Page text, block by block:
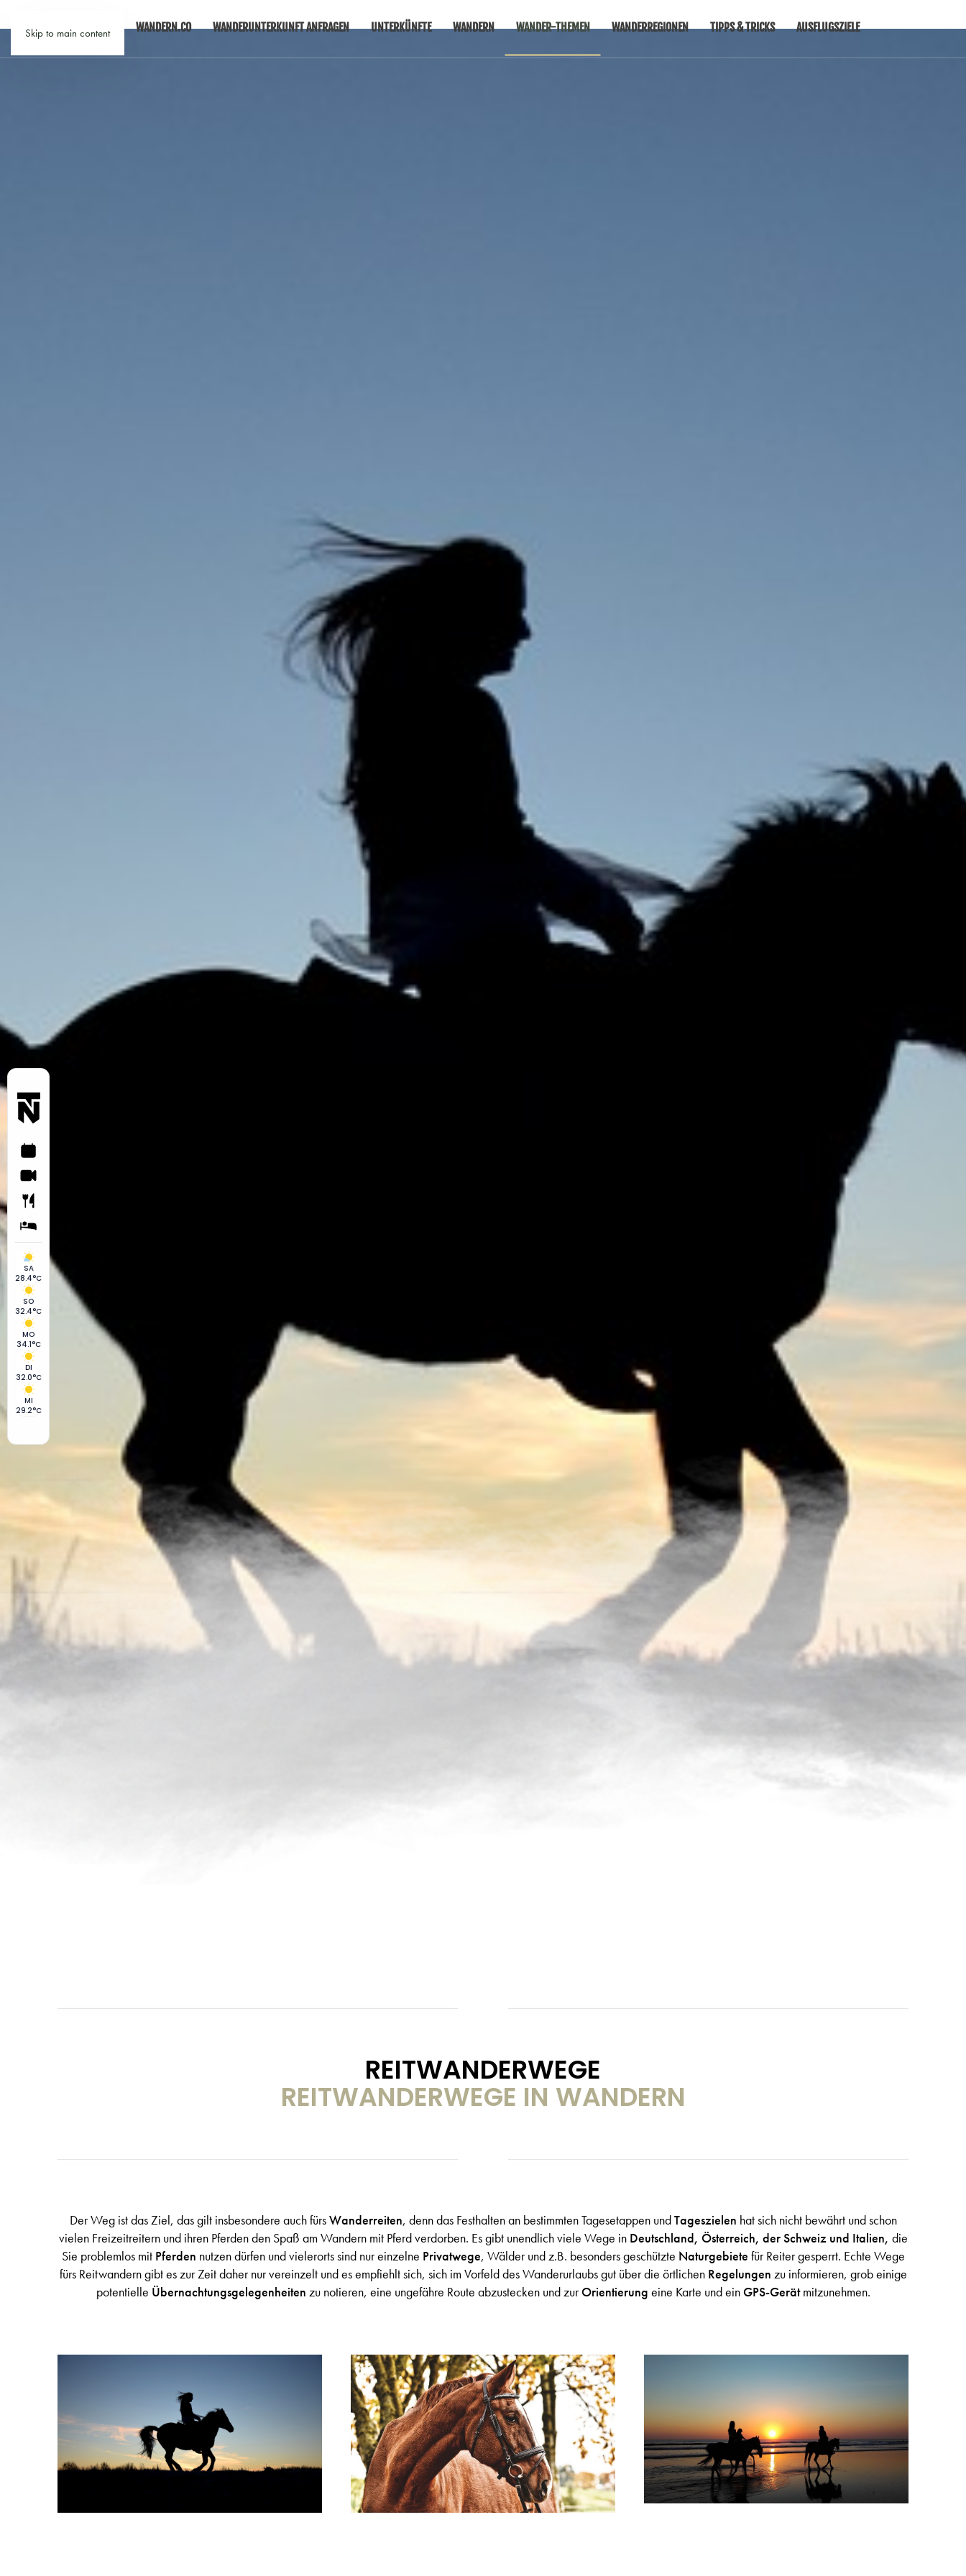
Skip to main content WANDERN.CO WANDERUNTERKUNFT ANFRAGEN UNTERKÜNFTE WANDERN WANDER-THEMEN WANDERREGIONEN TIPPS & TRICKS AUSFLUGSZIELE
REITWANDERWEGE
REITWANDERWEGE IN WANDERN
Der Weg ist das Ziel, das gilt insbesondere auch fürsWanderreiten, denn das Festhalten an bestimmten Tagesetappen undTageszielen hat sich nicht bewährt und schon
vielen Freizeitreitern und ihren Pferden den Spaß am Wandern mit Pferd verdorben. Es gibt unendlich viele Wege in Deutschland, Österreich, der Schweiz und Italien, die
Sie problemlos mit Pferden nutzen dürfen und vielerorts sind nur einzelne Privatwege, Wälder und z.B. besonders geschützte Naturgebiete für Reiter gesperrt. Echte Wege
fürs Reitwandern gibt es zur Zeit daher nur vereinzelt und es empfiehlt sich, sich im Vorfeld des Wanderurlaubs gut über die örtlichen Regelungen zu informieren, grob einige
potentielle Übernachtungsgelegenheiten zu notieren, eine ungefähre Route abzustecken und zurOrientierung eine Karte und einGPS-Gerätmitzunehmen.
SA
28.4°C
SO
32.4°C
MO
34.1°C
DI
32.0°C
MI
29.2°C